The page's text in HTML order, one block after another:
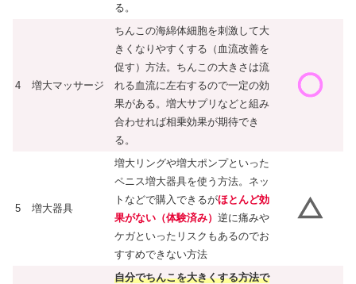
る。
4 増大マッサージ
ちんこの海綿体細胞を刺激して大
きくなりやすくする（血流改善を
促す）方法。ちんこの大きさは流
れる血流に左右するので一定の効
果がある。増大サプリなどと組み
合わせれば相乗効果が期待でき
る。
5 増大器具
増大リングや増大ポンプといった
ペニス増大器具を使う方法。ネッ
トなどで購入できるがほとんど効
果がない（体験済み） 逆に痛みや
ケガといったリスクもあるのでお
すすめできない方法
自分でちんこを大きくする方法で